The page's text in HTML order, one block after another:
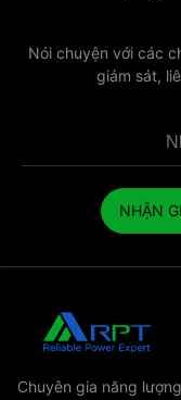
Nói chuyện với các
giám sát,
NHẬN
Chuyên gia năng